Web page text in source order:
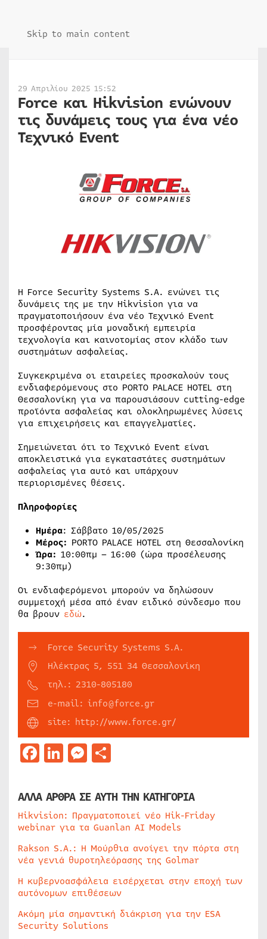
Skip to main content
29 Απριλίου 2025 15:52
Force και Hikvision ενώνουν
τις δυνάμεις τους για ένα νέο
Τεχνικό Event
Η Force Security Systems S.A. ενώνει τις
δυνάμεις της με την Hikvision για να
πραγματοποιήσουν ένα νέο Τεχνικό Event
προσφέροντας μία μοναδική εμπειρία
τεχνολογία και καινοτομίας στον κλάδο των
συστημάτων ασφαλείας.
Συγκεκριμένα οι εταιρείες προσκαλούν τους
ενδιαφερόμενους στο PORTO PALACE HOTEL στη
Θεσσαλονίκη για να παρουσιάσουν cutting-edge
προϊόντα ασφαλείας και ολοκληρωμένες λύσεις
για επιχειρήσεις και επαγγελματίες.
Σημειώνεται ότι το Τεχνικό Event είναι
αποκλειστικά για εγκαταστάτες συστημάτων
ασφαλείας για αυτό και υπάρχουν
περιορισμένες θέσεις.
Πληροφορίες
Ημέρα: Σάββατο 10/05/2025
Μέρος: PORTO PALACE HOTEL στη Θεσσαλονίκη
Ώρα: 10:00πμ – 16:00 (ώρα προσέλευσης
9:30πμ)
Οι ενδιαφερόμενοι μπορούν να δηλώσουν
συμμετοχή μέσα από έναν ειδικό σύνδεσμο που
θα βρουν εδώ.
Force Security Systems S.A.
Ηλέκτρας 5, 551 34 Θεσσαλονίκη
τηλ.: 2310-805180
e-mail: info@force.gr
site: http://www.force.gr/
Facebook
LinkedIn
Messenger
ΑΛΛΑ ΑΡΘΡΑ ΣΕ ΑΥΤΗ ΤΗΝ ΚΑΤΗΓΟΡΙΑ
Hikvision: Πραγματοποιεί νέο Hik-Friday
webinar για τα Guanlan AI Models
Rakson S.A.: Η Μούρθια ανοίγει την πόρτα στη
νέα γενιά θυροτηλεόρασης της Golmar
Η κυβερνοασφάλεια εισέρχεται στην εποχή των
αυτόνομων επιθέσεων
Ακόμη μία σημαντική διάκριση για την ESA
Security Solutions